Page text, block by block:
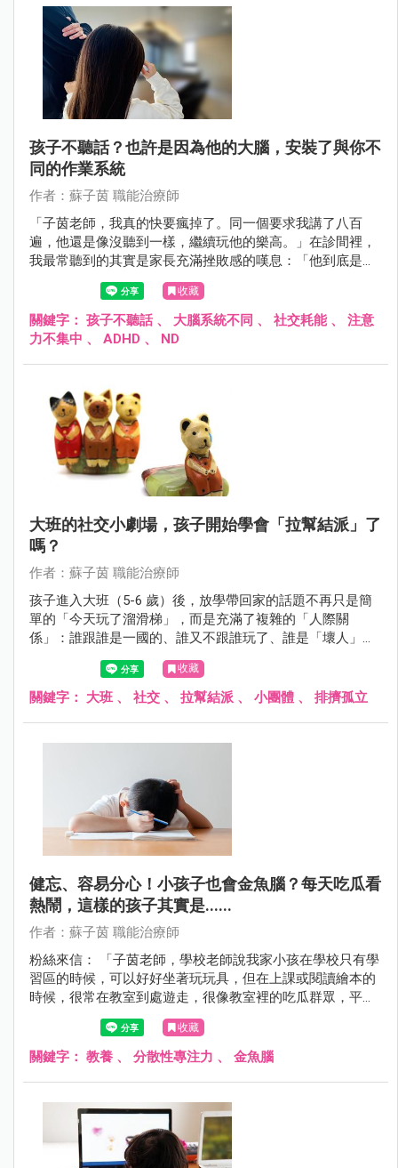
孩子不聽話？也許是因為他的大腦，安裝了與你不
同的作業系統
作者：蘇子茵 職能治療師
「子茵老師，我真的快要瘋掉了。同一個要求我講了八百
遍，他還是像沒聽到一樣，繼續玩他的樂高。」在診間裡，
我最常聽到的其實是家長充滿挫敗感的嘆息：「他到底是故
意的？還是就是叛逆？為什麼別人的小孩講一次就動？」
收藏
關鍵字： 孩子不聽話、 大腦系統不同 、 社交耗能、 注意
力不集中 、 ADHD 、 ND
大班的社交小劇場，孩子開始學會「拉幫結派」了
嗎？
作者：蘇子茵 職能治療師
孩子進入大班（5-6 歲）後，放學帶回家的話題不再只是簡
單的「今天玩了溜滑梯」，而是充滿了複雜的「人際關
係」：誰跟誰是一國的、誰又不跟誰玩了、誰是「壞人」、
誰又是「最好的朋友」。
收藏
關鍵字： 大班 、 社交 、 拉幫結派 、 小團體 、 排擠孤立
健忘、容易分心！小孩子也會金魚腦？每天吃瓜看
熱鬧，這樣的孩子其實是......
作者：蘇子茵 職能治療師
粉絲來信： 「子茵老師，學校老師說我家小孩在學校只有學
習區的時候，可以好好坐著玩玩具，但在上課或閱讀繪本的
時候，很常在教室到處遊走，很像教室裡的吃瓜群眾，平常
在家也只對特定某些玩具有興趣，其他的也都玩不到三分鐘
就會跑走，請問這樣是注意力出問題嗎？」
收藏
關鍵字： 教養 、 分散性專注力 、 金魚腦